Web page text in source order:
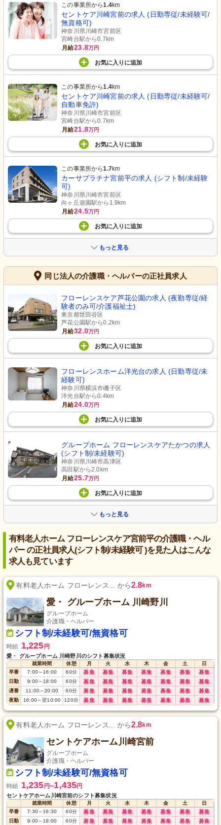
この事業所から1.4km
セントケア川崎宮前の求人 (日勤専従/未経験可/
無資格可)
神奈川県川崎市宮前区
宮崎台駅から0.7km
月給23.8万円
お気に入り に追加
この事業所から1.4km
セントケア川崎宮前の求人 (日勤専従/未経験可/
自動車免許)
神奈川県川崎市宮前区
宮崎台駅から0.7km
月給21.8万円
お気に入り に追加
この事業所から1.7km
カーサプラチナ宮前平の求人 (シフト制/未経験
可)
神奈川県川崎市宮前区
向ヶ丘遊園駅から1.9km
月給24.5万円
お気に入り に追加
もっと見る
同じ法人の介護職・ヘルパーの正社員求人
フローレンスケア芦花公園の求人 (夜勤専従/経
験者のみ可/介護福祉士)
東京都世田谷区
芦花公園駅から0.2km
月給32.0万円
お気に入り に追加
フローレンスホーム洋光台の求人 (日勤専従/未
経験可)
神奈川県横浜市磯子区
洋光台駅から0.4km
月給24.0万円
お気に入り に追加
グループホーム フローレンスケアたかつの求人
(シフト制/未経験可)
神奈川県川崎市高津区
高田駅から2.0km
月給25.7万円
お気に入り に追加
もっと見る
有料老人ホーム フローレンスケア宮前平の介護職・ヘル
パー の正社員求人(シフト制/未経験可 )を見た人はこんな
求人も見ています
有料老人ホーム フローレンス... から2.8km
愛・ グループホーム 川崎野川
グループホーム
介護職・ヘルパー
シフト制/未経験可/無資格可
時給 1,225 円
愛・ グループホーム 川崎野川のシフト募集状況
就業時間 休憩 月 火 水 木 金 土
日
早番
7:00～ 16:00 60分 募集 募集 募集 募集 募集 募集 募集
日勤 9:00～ 18:00 60分 募集 募集 募集 募集 募集 募集 募集
遅番 11:00～20:00 60分 募集 募集 募集 募集 募集 募集 募集
夜勤 16:00～翌10:00 120分 募集 募集 募集 募集 募集 募集 募集
有料老人ホーム フローレンス... から2.8km
セントケアホーム川崎宮前
グループホーム
介護職・ヘルパー
シフト制/未経験可/無資格可
時給 1,235 円〜1,435円
セントケアホーム川崎宮前のシフト募集状況
就業時間 休憩 月 火 水 木 金 土
日
早番
7:30～ 16:30 60分 募集 募集 募集 募集 募集 募集 募集
日勤 9:00～ 18:00 60分 募集 募集 募集 募集 募集 募集 募集